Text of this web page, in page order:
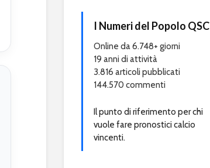
I Numeri del Popolo QSC
Online da 6.748+ giorni
19 anni di attività
3.816 articoli pubblicati
144.570 commenti
Il punto di riferimento per chi
vuole fare pronostici calcio
vincenti.